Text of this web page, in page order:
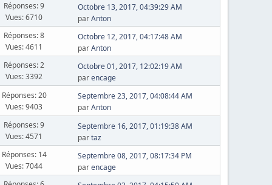
Réponses: 9
Vues: 6710
Octobre 13, 2017, 04:39:29 AM
parAnton
Réponses: 8
Vues: 4611
Octobre 12, 2017, 04:17:48 AM
parAnton
Réponses: 2
Vues: 3392
Octobre 01, 2017, 12:02:19 AM
parencage
Réponses: 20
Vues: 9403
Septembre 23, 2017, 04:08:44 AM
parAnton
Réponses: 9
Vues: 4571
Septembre 16, 2017, 01:19:38 AM
partaz
Réponses: 14
Vues: 7044
Septembre 08, 2017, 08:17:34 PM
parencage